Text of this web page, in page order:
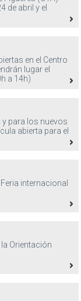
de abril y el
en el Centro
lugar el
a 14h)
para los nuevos
abierta para el
internacional
Orientación